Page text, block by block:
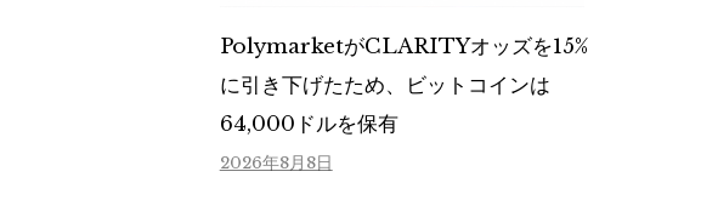
PolymarketがCLARITYオッズを15%
に引き下げたため、ビットコインは
64,000ドルを保有
2026年8月8日